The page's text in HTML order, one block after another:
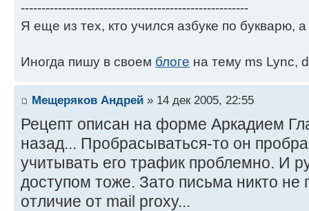
-------------------------------------------------------
Я еще из тех, кто учился азбуке по букварю,
Иногда пишу в своем блоге на тему ms Lync,
Мещеряков Андрей » 14 дек 2005, 22:55
Рецепт описан на форме Аркадием
назад... Пробрасываться-то он
учитывать его трафик проблемно. И
доступом тоже. Зато письма никто не
отличие от mail proxy...